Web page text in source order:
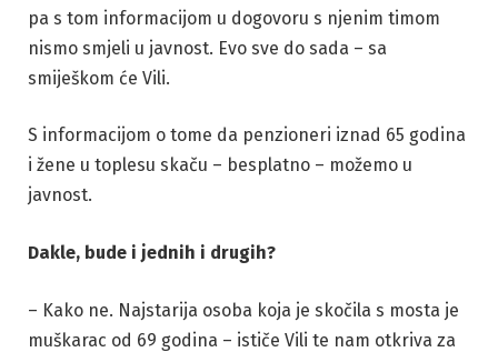
pa s tom informacijom u dogovoru s njenim timom
nismo smjeli u javnost. Evo sve do sada – sa
smiješkom će Vili.
S informacijom o tome da penzioneri iznad 65 godina
i žene u toplesu skaču – besplatno – možemo u
javnost.
Dakle, bude i jednih i drugih?
– Kako ne. Najstarija osoba koja je skočila s mosta je
muškarac od 69 godina – ističe Vili te nam otkriva za